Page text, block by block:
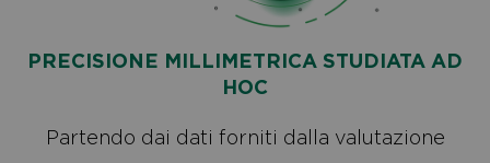
PRECISIONE MILLIMETRICA STUDIATA AD
HOC
Partendo dai dati forniti dalla valutazione